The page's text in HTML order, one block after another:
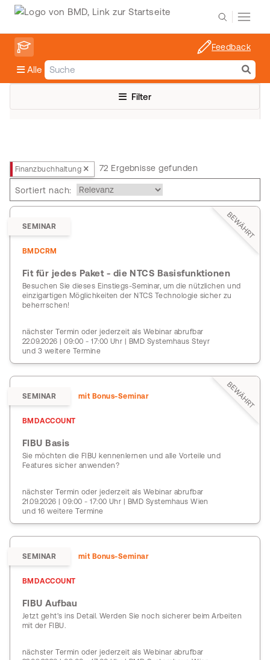
Alle
Feedback
Filter
Finanzbuchhaltung 72 Ergebnisse gefunden
Sortiert nach:
BEWÄHRT
SEMINAR
BMDCRM
Fit für jedes Paket - die NTCS Basisfunktionen
Besuchen Sie dieses Einstiegs-Seminar, um die nützlichen und
einzigartigen Möglichkeiten der NTCS Technologie sicher zu
beherrschen!
nächster Termin oder jederzeit als Webinar abrufbar
22.09.2026 | 09:00 - 17:00 Uhr | BMD Systemhaus Steyr
und 3 weitere Termine
BEWÄHRT
SEMINAR mit Bonus-Seminar
BMDACCOUNT
FIBU Basis
Sie möchten die FIBU kennenlernen und alle Vorteile und
Features sicher anwenden?
nächster Termin oder jederzeit als Webinar abrufbar
21.09.2026 | 09:00 - 17:00 Uhr | BMD Systemhaus Wien
und 16 weitere Termine
SEMINAR mit Bonus-Seminar
BMDACCOUNT
FIBU Aufbau
Jetzt geht's ins Detail. Werden Sie noch sicherer beim Arbeiten
mit der FIBU.
nächster Termin oder jederzeit als Webinar abrufbar